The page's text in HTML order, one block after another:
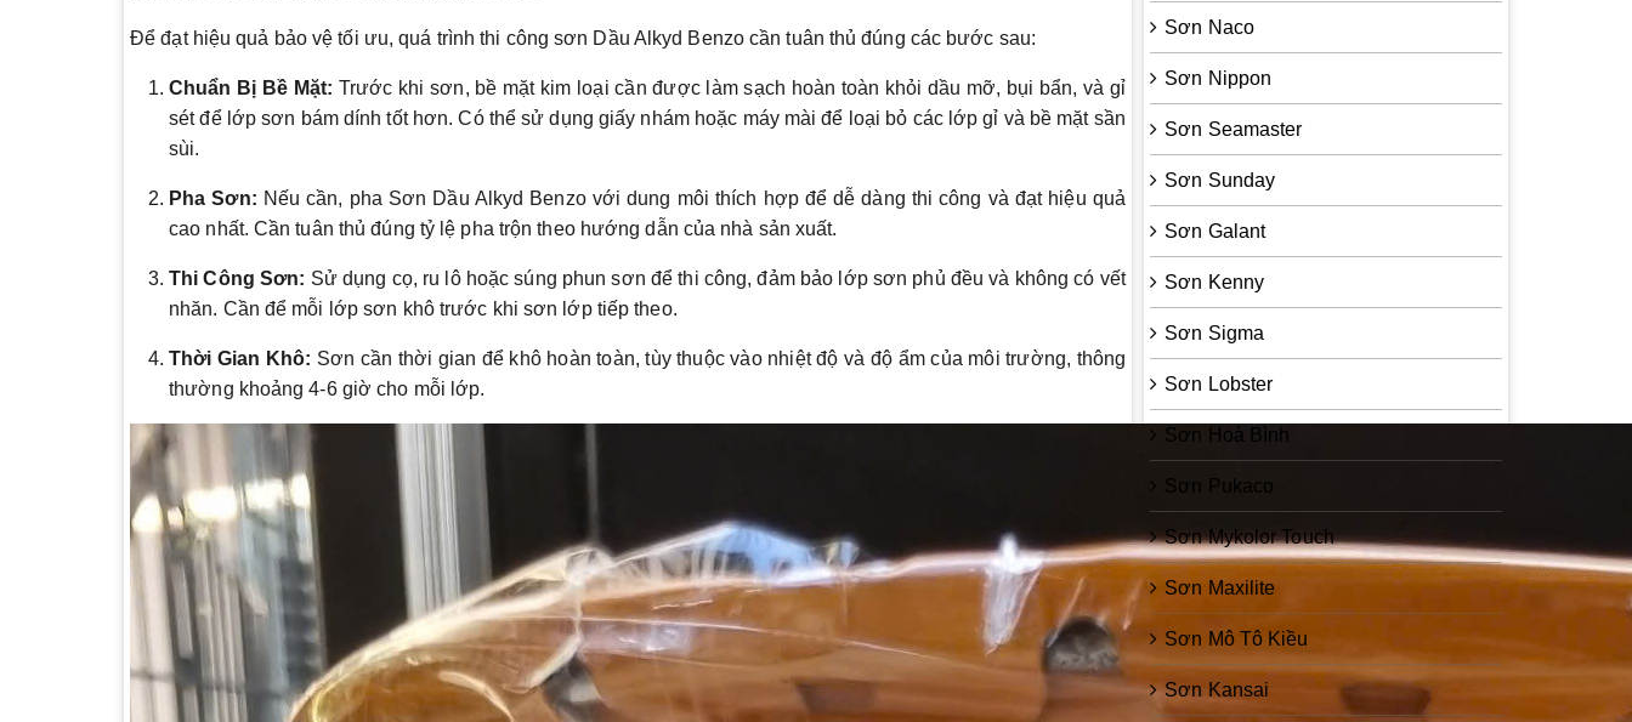
Để đạt hiệu quả bảo vệ tối ưu, quá trình thi công sơn Dầu Alkyd Benzo cần tuân thủ đúng các bước sau:
Chuẩn Bị Bề Mặt: Trước khi sơn, bề mặt kim loại cần được làm sạch hoàn toàn khỏi dầu mỡ, bụi bẩn, và gỉ
sét để lớp sơn bám dính tốt hơn. Có thể sử dụng giấy nhám hoặc máy mài để loại bỏ các lớp gỉ và bề mặt sần
sùi.
Pha Sơn: Nếu cần, pha Sơn Dầu Alkyd Benzo với dung môi thích hợp để dễ dàng thi công và đạt hiệu quả
cao nhất. Cần tuân thủ đúng tỷ lệ pha trộn theo hướng dẫn của nhà sản xuất.
Thi Công Sơn: Sử dụng cọ, ru lô hoặc súng phun sơn để thi công, đảm bảo lớp sơn phủ đều và không có vết
nhăn. Cần để mỗi lớp sơn khô trước khi sơn lớp tiếp theo.
Thời Gian Khô: Sơn cần thời gian để khô hoàn toàn, tùy thuộc vào nhiệt độ và độ ẩm của môi trường, thông
thường khoảng 4-6 giờ cho mỗi lớp.
Sơn Naco
Sơn Nippon
Sơn Seamaster
Sơn Sunday
Sơn Galant
Sơn Kenny
Sơn Sigma
Sơn Lobster
Sơn Hoà Bình
Sơn Pukaco
Sơn Mykolor Touch
Sơn Maxilite
Sơn Mô Tô Kiều
Sơn Kansai